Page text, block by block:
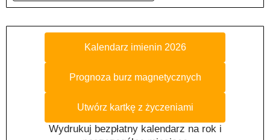
Kalendarz imienin 2026
Prognoza burz magnetycznych
Utwórz kartkę z życzeniami
Wydrukuj bezpłatny kalendarz na rok i